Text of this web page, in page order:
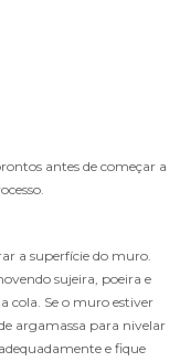
antes de começar a
a superfície do muro.
sujeira, poeira e
cola. Se o muro estiver
argamassa para nivelar
e fique